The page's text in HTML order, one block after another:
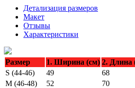
Детализация размеров
Макет
Отзывы
Характеристики
Размер 1. Ширина (см) 2. Длина
S (44-46)
49
68
M (46-48)
52
70